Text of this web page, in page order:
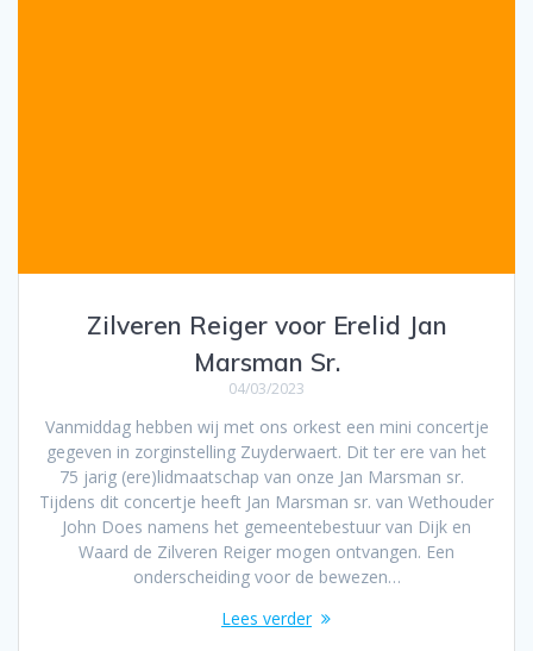
Zilveren Reiger voor Erelid Jan
Marsman Sr.
04/03/2023
Vanmiddag hebben wij met ons orkest een mini concertje
gegeven in zorginstelling Zuyderwaert. Dit ter ere van het
75 jarig (ere)lidmaatschap van onze Jan Marsman sr.
Tijdens dit concertje heeft Jan Marsman sr. van Wethouder
John Does namens het gemeentebestuur van Dijk en
Waard de Zilveren Reiger mogen ontvangen. Een
onderscheiding voor de bewezen…
Lees verder